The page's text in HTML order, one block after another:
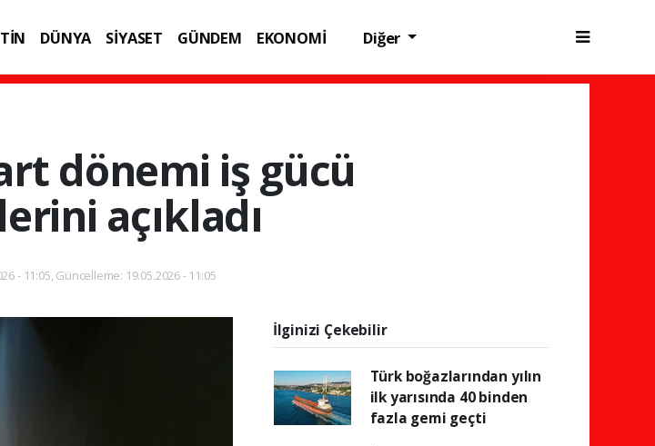
DÜNYA SİYASET GÜNDEM
EKONOMİ
Diğer
dönemi iş gücü
açıkladı
- 11:05, Güncelleme: 19.05.2026 - 11:05
İlginizi Çekebilir
Türk boğazlarından yılın
ilk yarısında 40 binden
fazla gemi geçti